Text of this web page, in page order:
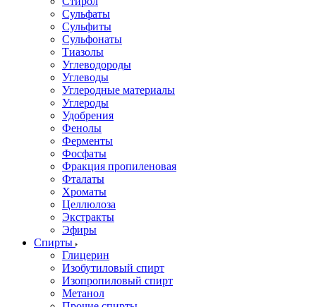
Сульфаты
Сульфиты
Сульфонаты
Тиазолы
Углеводороды
Углеводы
Углеродные материалы
Углероды
Удобрения
Фенолы
Ферменты
Фосфаты
Фракция пропиленовая
Фталаты
Хроматы
Целлюлоза
Экстракты
Эфиры
Спирты
Глицерин
Изобутиловый спирт
Изопропиловый спирт
Метанол